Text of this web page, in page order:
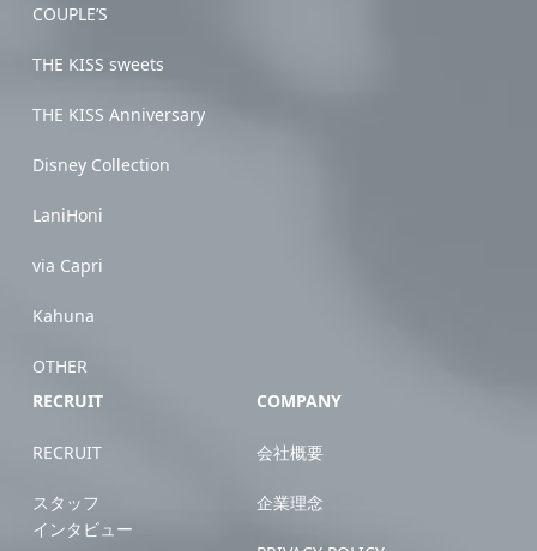
COUPLE’S
THE KISS sweets
THE KISS Anniversary
Disney Collection
LaniHoni
via Capri
Kahuna
OTHER
RECRUIT
RECRUIT
スタッフ
インタビュー
COMPANY
会社概要
企業理念